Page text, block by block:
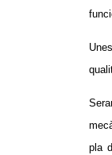
pla